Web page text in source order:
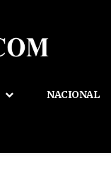
NACIONAL